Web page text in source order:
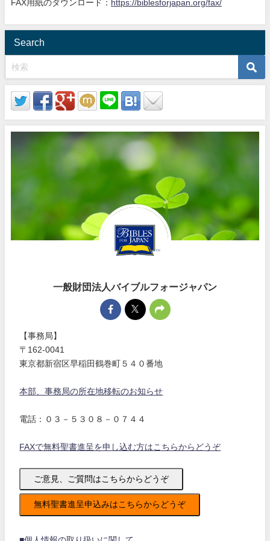
FAX用紙のダウンロード： https://biblesforjapan.org/fax/
Search
一般財団法人バイブルフォージャパン
【事務局】
〒162-0041
東京都新宿区早稲田鶴巻町５４０番地
本部、事務局の所在地移転のお知らせ
電話：０３－５３０８－０７４４
FAXで無料聖書進呈を申し込む方はこちらからどうぞ
ご意見、ご質問はこちらからどうぞ
無料聖書進呈申込みはこちらからどうぞ